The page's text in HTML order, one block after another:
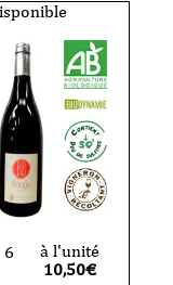
6
à l'unité
10,50€